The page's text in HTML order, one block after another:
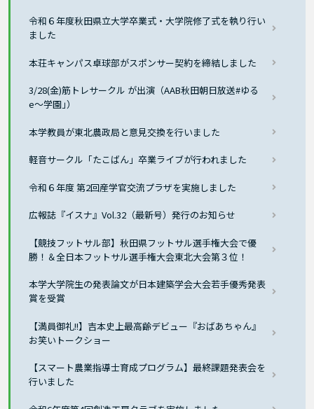
令和６年度秋田県立大学卒業式・大学院修了式を執り行い
ました
本荘キャンパス卓球部がスポンサー契約を締結しました
3/28(金)筋トレサークル が出演（AAB秋田朝日放送#ゆる
e〜学園｣）
本学教員が東北農政局と意見交換を行いました
軽音サークル「たこばん」卒業ライブが行われました
令和６年度 第2回産学官交流プラザを実施しました
広報誌『イスナ』Vol.32（最新号）発行のお知らせ
【競技フットサル部】秋田県フットサル選手権大会で優
勝！＆全日本フットサル選手権大会東北大会第３位！
本学大学院生の発表論文が日本建築学会大会若手優秀発表
賞を受賞
【満員御礼!!】吉本史上最高齢デビュー『おばあちゃん』
お笑いトークショー
【スマート農業指導士育成プログラム】最終課題発表会を
行いました